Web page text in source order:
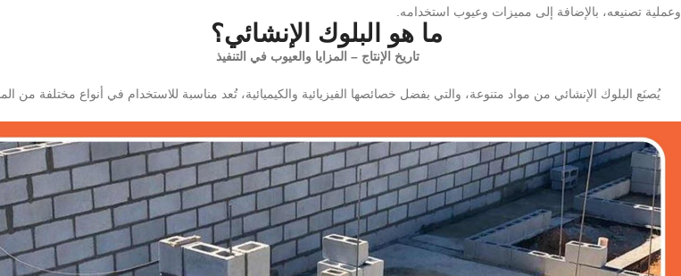
وعملية تصنيعه، بالإضافة إلى مميزات وعيوب استخدامه.
ما هو البلوك الإنشائي؟
تاريخ الإنتاج – المزايا والعيوب في التنفيذ
يُصنَع البلوك الإنشائي من مواد متنوعة، والتي بفضل خصائصها الفيزيائية والكيميائية، تُعد مناسبة للاستخدام في أنواع مختلفة من